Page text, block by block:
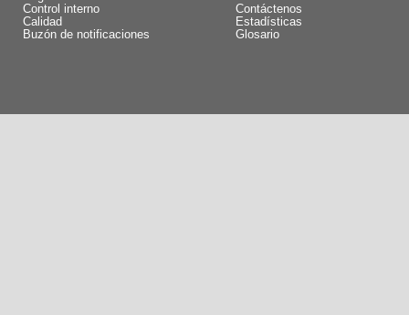
Control interno
Calidad
Buzón de notificaciones
Contáctenos
Estadísticas
Glosario